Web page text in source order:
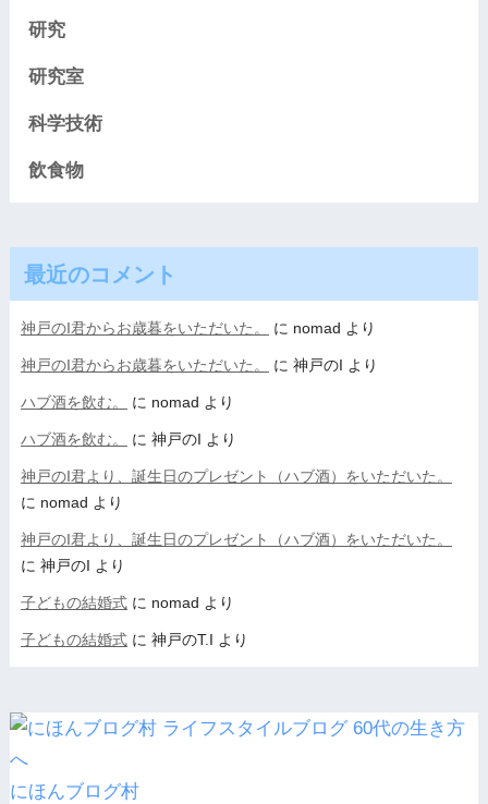
研究
研究室
科学技術
飲食物
最近のコメント
神戸のI君からお歳暮をいただいた。 に nomad より
神戸のI君からお歳暮をいただいた。 に 神戸のI より
ハブ酒を飲む。 に nomad より
ハブ酒を飲む。 に 神戸のI より
神戸のI君より、誕生日のプレゼント（ハブ酒）をいただいた。
に nomad より
神戸のI君より、誕生日のプレゼント（ハブ酒）をいただいた。
に 神戸のI より
子どもの結婚式に nomad より
子どもの結婚式に 神戸のT.I より
にほんブログ村